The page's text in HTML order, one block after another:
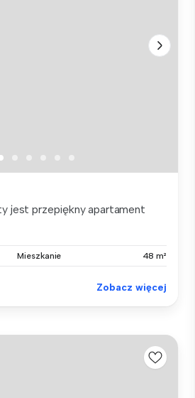
jest przepiękny apartament
Mieszkanie 48 m²
Zobacz więcej